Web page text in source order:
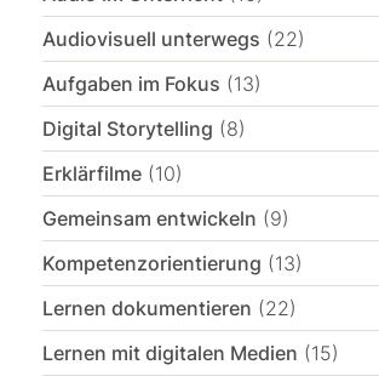
Audiovisuell unterwegs (22)
Aufgaben im Fokus (13)
Digital Storytelling (8)
Erklärfilme (10)
Gemeinsam entwickeln (9)
Kompetenzorientierung (13)
Lernen dokumentieren (22)
Lernen mit digitalen Medien (15)